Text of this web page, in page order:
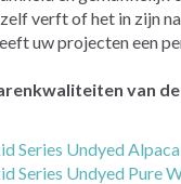
zelf verft of het in zijn
uw projecten een
van
Series Undyed
Series Undyed Pure